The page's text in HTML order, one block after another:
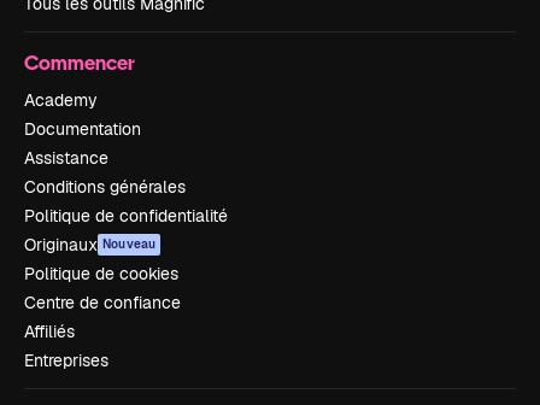
Commencer
Academy
Documentation
Assistance
Conditions générales
Politique de confidentialité
Originaux Nouveau
Politique de cookies
Centre de confiance
Affiliés
Entreprises